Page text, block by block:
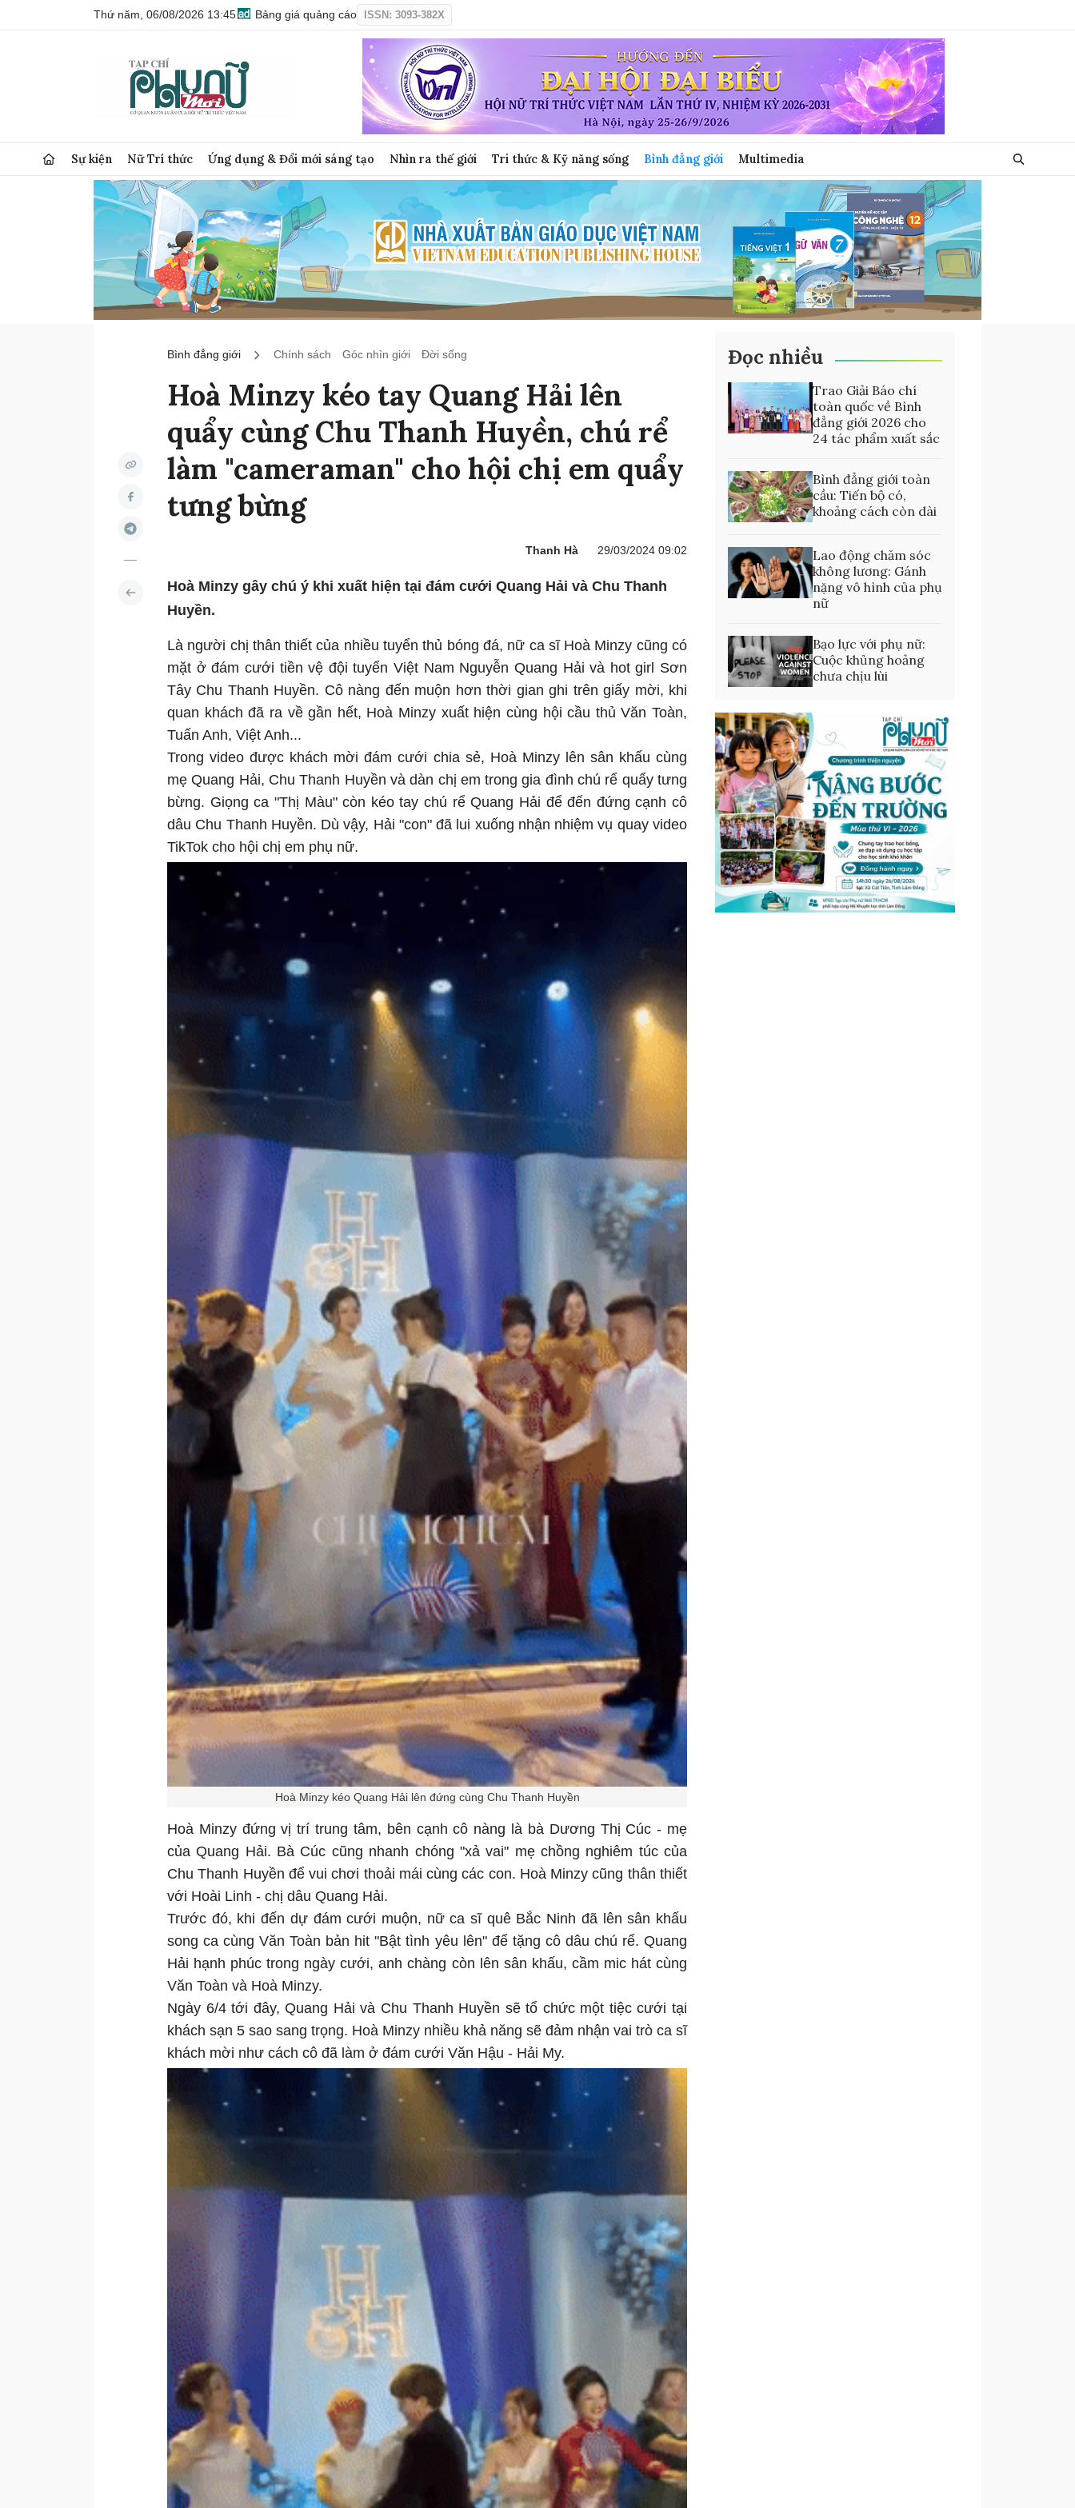
Thứ năm, 06/08/2026 13:45 Bảng giá quảng cáo ISSN: 3093-382X
Sự kiện Nữ Trí thức Ứng dụng & Đổi mới sáng tạo Nhìn ra thế giới Tri thức & Kỹ năng sống Bình đẳng giới Multimedia
Bình đẳng giới Chính sách Góc nhìn giới Đời sống
Hoà Minzy kéo tay Quang Hải lên
quẩy cùng Chu Thanh Huyền, chú rể
làm "cameraman" cho hội chị em quẩy
tưng bừng
Thanh Hà 29/03/2024 09:02
Hoà Minzy gây chú ý khi xuất hiện tại đám cưới Quang Hải và Chu Thanh
Huyền.
Là người chị thân thiết của nhiều tuyển thủ bóng đá, nữ ca sĩ Hoà Minzy cũng có
mặt ở đám cưới tiền vệ đội tuyển Việt Nam Nguyễn Quang Hải và hot girl Sơn
Tây Chu Thanh Huyền. Cô nàng đến muộn hơn thời gian ghi trên giấy mời, khi
quan khách đã ra về gần hết, Hoà Minzy xuất hiện cùng hội cầu thủ Văn Toàn,
Tuấn Anh, Việt Anh...
Trong video được khách mời đám cưới chia sẻ, Hoà Minzy lên sân khấu cùng
mẹ Quang Hải, Chu Thanh Huyền và dàn chị em trong gia đình chú rể quẩy tưng
bừng. Giọng ca "Thị Màu" còn kéo tay chú rể Quang Hải để đến đứng cạnh cô
dâu Chu Thanh Huyền. Dù vậy, Hải "con" đã lui xuống nhận nhiệm vụ quay video
TikTok cho hội chị em phụ nữ.
Hoà Minzy kéo Quang Hải lên đứng cùng Chu Thanh Huyền
Hoà Minzy đứng vị trí trung tâm, bên cạnh cô nàng là bà Dương Thị Cúc - mẹ
của Quang Hải. Bà Cúc cũng nhanh chóng "xả vai" mẹ chồng nghiêm túc của
Chu Thanh Huyền để vui chơi thoải mái cùng các con. Hoà Minzy cũng thân thiết
với Hoài Linh - chị dâu Quang Hải.
Trước đó, khi đến dự đám cưới muộn, nữ ca sĩ quê Bắc Ninh đã lên sân khấu
song ca cùng Văn Toàn bản hit "Bật tình yêu lên" để tặng cô dâu chú rể. Quang
Hải hạnh phúc trong ngày cưới, anh chàng còn lên sân khấu, cầm mic hát cùng
Văn Toàn và Hoà Minzy.
Ngày 6/4 tới đây, Quang Hải và Chu Thanh Huyền sẽ tổ chức một tiệc cưới tại
khách sạn 5 sao sang trọng. Hoà Minzy nhiều khả năng sẽ đảm nhận vai trò ca sĩ
khách mời như cách cô đã làm ở đám cưới Văn Hậu - Hải My.
Đọc nhiều
Trao Giải Báo chí
toàn quốc về Bình
đẳng giới 2026 cho
24 tác phẩm xuất sắc
Bình đẳng giới toàn
cầu: Tiến bộ có,
khoảng cách còn dài
Lao động chăm sóc
không lương: Gánh
nặng vô hình của phụ
nữ
Bạo lực với phụ nữ:
Cuộc khủng hoảng
chưa chịu lùi